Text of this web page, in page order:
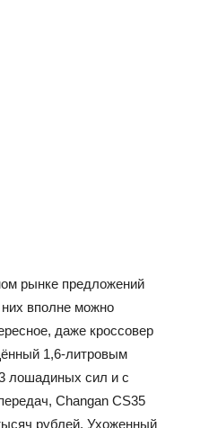
рынке предложений
них вполне можно
даже кроссовер
1,6-литровым
лошадиных сил и с
Changan CS35
рублей. Ухоженный